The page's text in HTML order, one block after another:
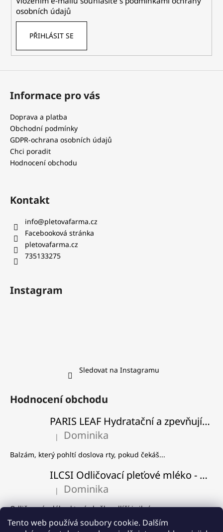
Tento web používá soubory cookie. Dalším
osobních údajů
PŘIHLÁSIT SE
Informace pro vás
Doprava a platba
Obchodní podmínky
GDPR-ochrana osobních údajů
Chci poradit
Hodnocení obchodu
Kontakt
info@pletovafarma.cz
Facebooková stránka
pletovafarma.cz
735133275
Instagram
Sledovat na Instagramu
Hodnocení obchodu
PARIS LEAF Hydratační a zpevňující balzám na rty
Hodnocení produktu je 5 z 5 hvězdiček.
| Dominika
Balzám, který pohltí doslova rty, pokud čekáš...
ILCSI Odličovací pleťové mléko - Višeň a švestka
Hodnocení produktu je 5 z 5 hvězdiček.
| Dominika
Odličovací mléko, které skvěle odlíčí i silný...
ILCSI Čistící gel - Mydlice lékařská